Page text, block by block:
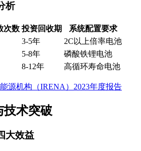
析
次数 投资回收期
系统配置要求
3-5年
2C以上倍率电池
5-8年
磷酸铁锂电池
8-12年 高循环寿命电池
源机构（IRENA）2023年度报告
技术突破
大效益